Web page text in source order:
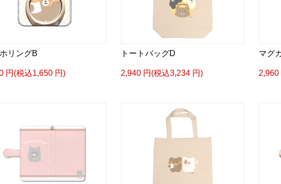
リングB
円(税込1,650 円)
トートバッグD
2,940 円(税込3,234 円)
マグ
2,960